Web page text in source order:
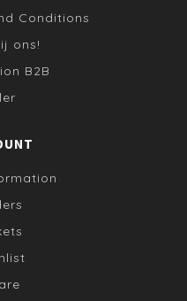
Conditions
ons!
B2B